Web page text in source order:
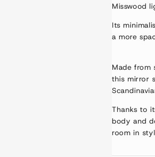
Misswood
Its
a more
Made from
this mirror
Thanks to
body and
room in